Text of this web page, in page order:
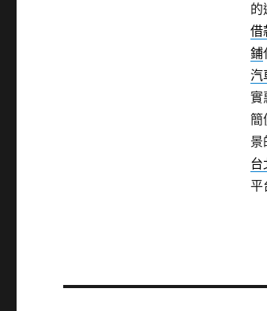
的
借
鋪
汽
實
簡
景
台
平